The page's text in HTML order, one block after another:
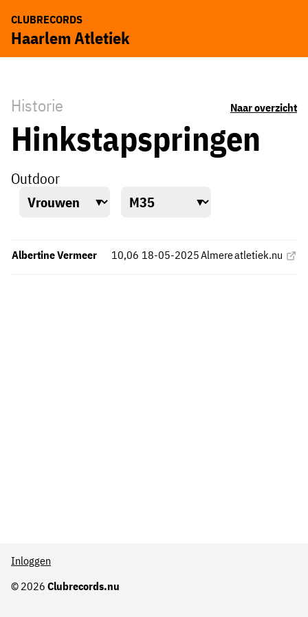
CLUBRECORDS
Haarlem Atletiek
Historie Naar overzicht
Hinkstapspringen
Outdoor
Albertine Vermeer Almere
10,06 atletiek.nu
18-05-2025
© 2026 Clubrecords.nu
Inloggen